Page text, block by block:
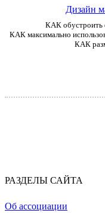
Дизайн
КАК обустроить
КАК максимально
КАК
РАЗДЕЛЫ САЙТА
Об ассоциации